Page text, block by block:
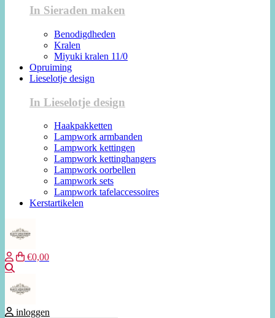
In Sieraden maken
Benodigdheden
Kralen
Miyuki kralen 11/0
Opruiming
Lieselotje design
In Lieselotje design
Haakpakketten
Lampwork armbanden
Lampwork kettingen
Lampwork kettinghangers
Lampwork oorbellen
Lampwork sets
Lampwork tafelaccessoires
Kerstartikelen
€0,00
inloggen